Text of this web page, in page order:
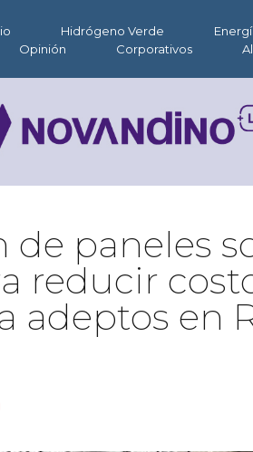
Hidrógeno Verde
Opinión
Corporativos
paneles
reducir
adeptos en